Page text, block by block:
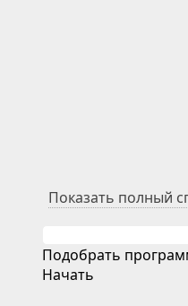
Показать полный
Подобрать
Начать